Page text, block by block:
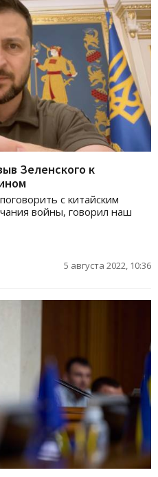
Зеленского к
с китайским
войны, говорил наш
5 августа 2022, 10:36